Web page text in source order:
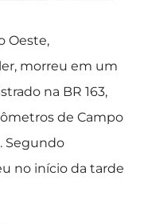
Oeste,
morreu em um
na BR 163,
de Campo
Segundo
no início da tarde